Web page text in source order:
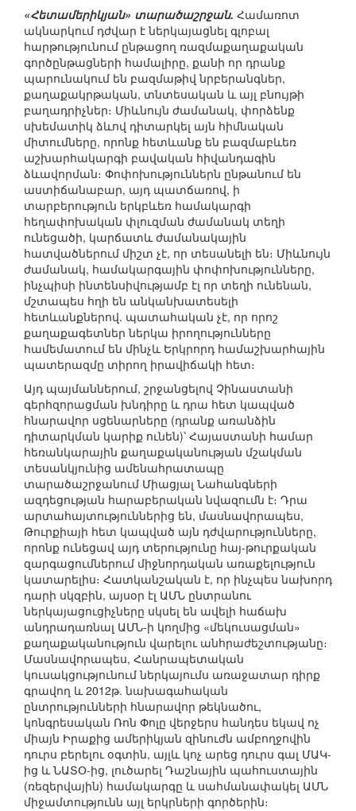
«Հետամերիկյան» տարածաշրջան. Համառոտ
ակնարկում դժվար է ներկայացնել գլոբալ
հարթությունում ընթացող ռազմաքաղաքական
գործընթացների համալիրը, քանի որ դրանք
պարունակում են բազմաթիվ նրբերանգներ,
քաղաքակրթական, տնտեսական և այլ բնույթի
բաղադրիչներ։ Միևնույն ժամանակ, փորձենք
սխեմատիկ ձևով դիտարկել այն հիմնական
միտումները, որոնք հետևանք են բազմաբևեռ
աշխարհակարգի բավական հիվանդագին
ձևավորման։ Փոփոխություններն ընթանում են
աստիճանաբար, այդ պատճառով, ի
տարբերություն երկբևեռ համակարգի
հեղափոխական փլուզման ժամանակ տեղի
ունեցածի, կարճատև ժամանակային
հատվածներում միշտ չէ, որ տեսանելի են։ Միևնույն
ժամանակ, համակարգային փոփոխությունները,
ինչպիսի ինտենսիվությամբ էլ որ տեղի ունենան,
մշտապես հղի են անկանխատեսելի
հետևանքներով. պատահական չէ, որ որոշ
քաղաքագետներ ներկա իրողությունները
համեմատում են մինչև Երկրորդ համաշխարհային
պատերազմը տիրող իրավիճակի հետ։
Այդ պայմաններում, շրջանցելով Չինաստանի
գերհզորացման խնդիրը և դրա հետ կապված
հնարավոր սցենարները (դրանք առանձին
դիտարկման կարիք ունեն)՝ Հայաստանի համար
հեռանկարային քաղաքականության մշակման
տեսանկյունից ամենահրատապը
տարածաշրջանում Միացյալ Նահանգների
ազդեցության հարաբերական նվազումն է։ Դրա
արտահայտություններից են, մասնավորապես,
Թուրքիայի հետ կապված այն դժվարությունները,
որոնք ունեցավ այդ տերությունը հայ-թուրքական
զարգացումներում միջնորդական առաքելություն
կատարելիս։ Հատկանշական է, որ ինչպես նախորդ
դարի սկզբին, այսօր էլ ԱՄՆ ընտրանու
ներկայացուցիչները սկսել են ավելի հաճախ
անդրադառնալ ԱՄՆ-ի կողմից «մեկուսացման»
քաղաքականություն վարելու անհրաժեշտությանը։
Մասնավորապես, Հանրապետական
կուսակցությունում ներկայումս առաջատար դիրք
գրավող և 2012թ. նախագահական
ընտրությունների հնարավոր թեկնածու,
կոնգրեսական Ռոն Փոլը վերջերս հանդես եկավ ոչ
միայն Իրաքից ամերիկյան զինուժն ամբողջովին
դուրս բերելու օգտին, այլև կոչ արեց դուրս գալ ՄԱԿ-
ից և ՆԱՏՕ-ից, լուծարել Դաշնային պահուստային
(ռեզերվային) համակարգը և սահմանափակել ԱՄՆ
միջամտությունն այլ երկրների գործերին։